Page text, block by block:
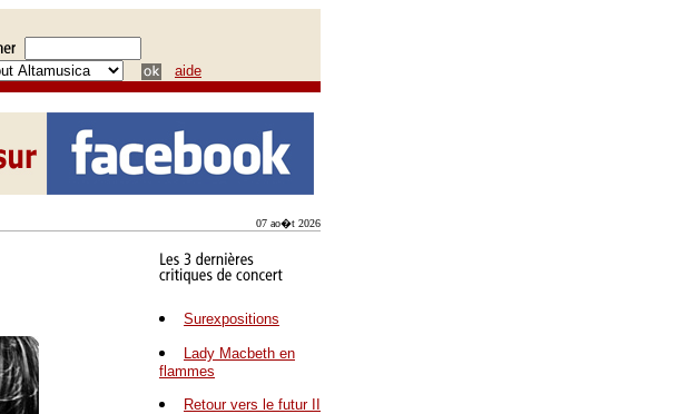
aide
07 ao�t 2026
Surexpositions
Lady Macbeth en
flammes
Retour vers le futur II